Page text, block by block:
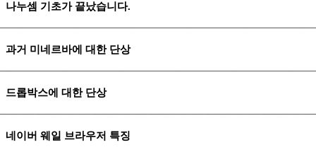
나누셈 기초가 끝났습니다.
과거 미네르바에 대한 단상
드롭박스에 대한 단상
네이버 웨일 브라우저 특징